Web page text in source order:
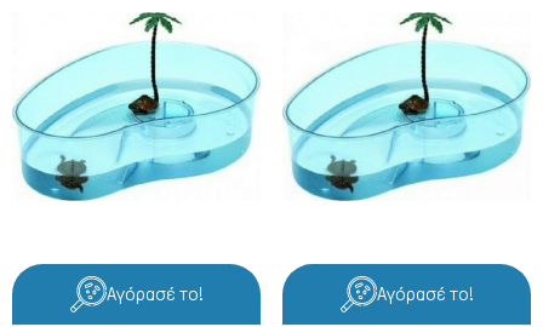
Αγόρασέ το! Αγόρασέ το!